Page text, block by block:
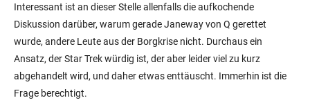
Interessant ist an dieser Stelle allenfalls die aufkochende
Diskussion darüber, warum gerade Janeway von Q gerettet
wurde, andere Leute aus der Borgkrise nicht. Durchaus ein
Ansatz, der Star Trek würdig ist, der aber leider viel zu kurz
abgehandelt wird, und daher etwas enttäuscht. Immerhin ist die
Frage berechtigt.